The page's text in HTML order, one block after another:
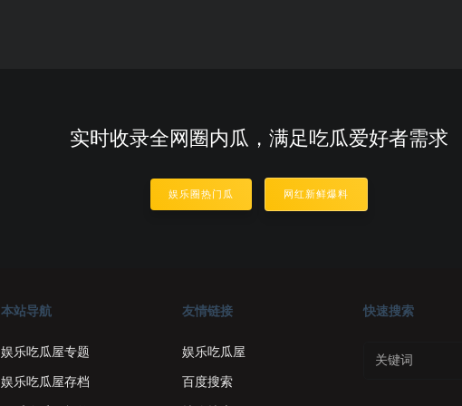
实时收录全网圈内瓜，满足吃瓜爱好者需求
娱乐圈热门瓜 网红新鲜爆料
本站导航
娱乐吃瓜屋专题
娱乐吃瓜屋存档
友情链接
娱乐吃瓜屋
百度搜索
快速搜索